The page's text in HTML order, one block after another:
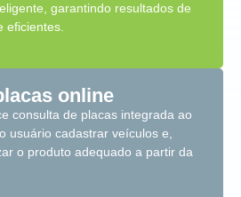
garantindo resultados de
eficientes.
online
consulta de placas integrada ao
usuário cadastrar veículos e,
o produto adequado a partir da